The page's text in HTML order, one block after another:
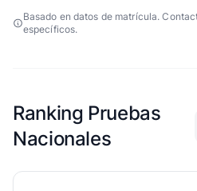
Basado en datos de matrícula.
específicos.
Ranking Pruebas
Nacionales